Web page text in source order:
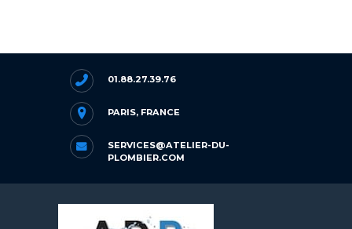
01.88.27.39.76
PARIS, FRANCE
SERVICES@ATELIER-DU-
PLOMBIER.COM